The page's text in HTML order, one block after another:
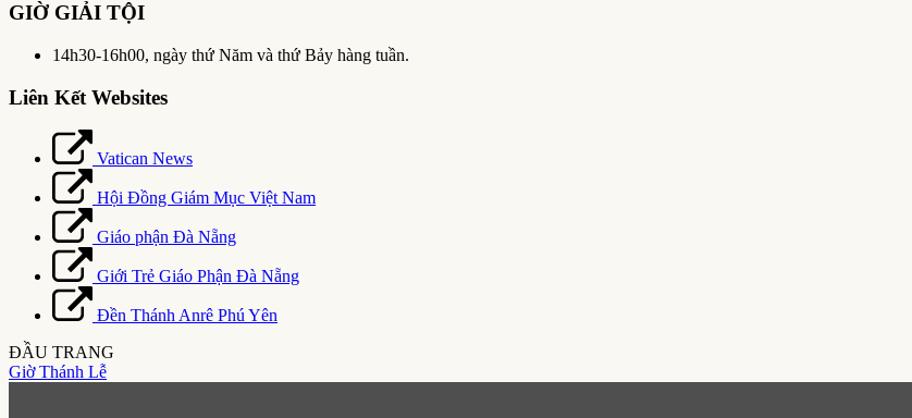
GIỜ GIẢI TỘI
14h30-16h00, ngày thứ Năm và thứ Bảy hàng tuần.
Liên Kết Websites
Vatican News
Hội Đồng Giám Mục Việt Nam
Giáo phận Đà Nẵng
Giới Trẻ Giáo Phận Đà Nẵng
Đền Thánh Anrê Phú Yên
ĐẦU TRANG
Giờ Thánh Lễ